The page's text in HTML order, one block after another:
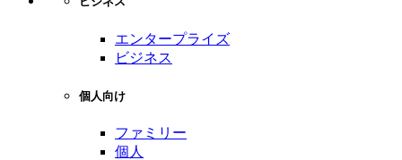
エンタープライズ
ビジネス
個人向け
ファミリー
個人